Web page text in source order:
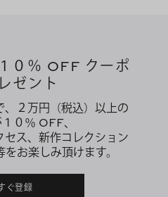
０％ OFF クーポ
ゼント
２万円（税込）以上の
０％ OFF、
ス、新作コレクション
お楽しみ頂けます。
ぐ登録